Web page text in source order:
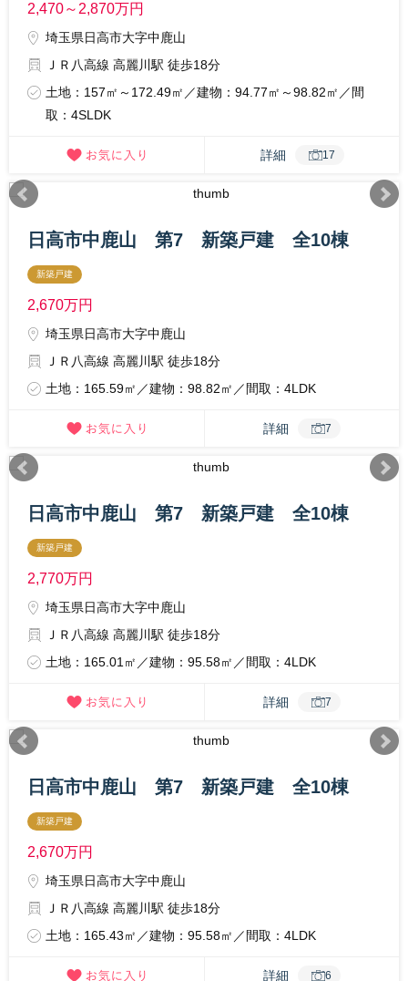
2,470～2,870万円
埼玉県日高市大字中鹿山
ＪＲ八高線 高麗川駅 徒歩18分
土地：157㎡～172.49㎡／建物：94.77㎡～98.82㎡／間
取：4SLDK
詳細 17
日高市中鹿山 第7 新築戸建 全10棟
新築戸建
2,670万円
埼玉県日高市大字中鹿山
ＪＲ八高線 高麗川駅 徒歩18分
土地：165.59㎡／建物：98.82㎡／間取：4LDK
詳細 7
日高市中鹿山 第7 新築戸建 全10棟
新築戸建
2,770万円
埼玉県日高市大字中鹿山
ＪＲ八高線 高麗川駅 徒歩18分
土地：165.01㎡／建物：95.58㎡／間取：4LDK
詳細 7
日高市中鹿山 第7 新築戸建 全10棟
新築戸建
2,670万円
埼玉県日高市大字中鹿山
ＪＲ八高線 高麗川駅 徒歩18分
土地：165.43㎡／建物：95.58㎡／間取：4LDK
詳細 6